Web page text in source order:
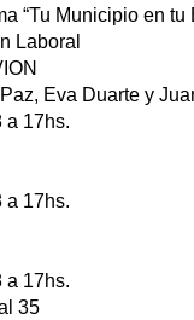
“Tu Municipio en tu
Laboral
Eva Duarte y
a 17hs.
a 17hs.
a 17hs.
35